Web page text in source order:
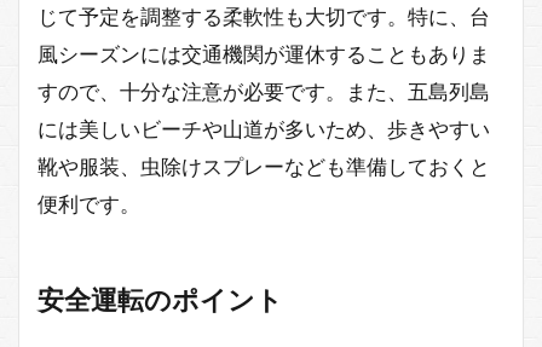
じて予定を調整する柔軟性も大切です。特に、台
風シーズンには交通機関が運休することもありま
すので、十分な注意が必要です。また、五島列島
には美しいビーチや山道が多いため、歩きやすい
靴や服装、虫除けスプレーなども準備しておくと
便利です。
安全運転のポイント